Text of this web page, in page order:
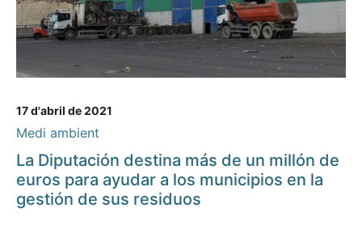
17 d'abril de 2021
Medi ambient
La Diputación destina más de un millón de
euros para ayudar a los municipios en la
gestión de sus residuos